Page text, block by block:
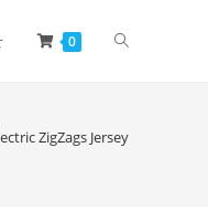
0
ZigZags Jersey